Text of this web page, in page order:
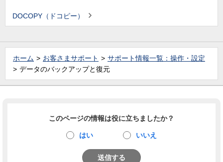
DOCOPY（ドコピー）
ホーム お客さまサポート
サポート情報一覧：操作・設定
データのバックアップと復元
このページの情報は役に立ちましたか？
はい いいえ
送信する